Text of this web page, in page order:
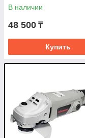
В наличии
48 500 ₸
Купить